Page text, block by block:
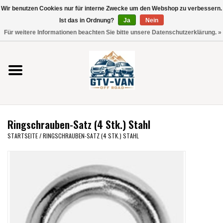
Verwende
die
nach
oben
und
unten,
verfügbare
Ergebnis
die
Eingabetaste,
um
Vito / V-Klasse 447
Viano /Vito 639
VW T7 2025
VW CRAFTER / MAN TGE
Ringschrauben-Satz (4 Stk.) Stahl
STARTSEITE/RINGSCHRAUBEN-SATZ (4 STK.) STAHL
Wir benutzen Cookies nur für interne Zwecke um den Webshop zu verbessern.
Ist das in Ordnung?
Ja
Nein
Für weitere Informationen beachten Sie bitte unsere Datenschutzerklärung. »